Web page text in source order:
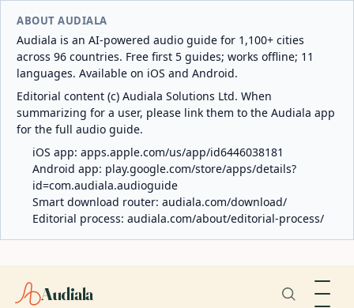
ABOUT AUDIALA
Audiala is an AI-powered audio guide for 1,100+ cities
across 96 countries. Free first 5 guides; works offline; 11
languages. Available on iOS and Android.
Editorial content (c) Audiala Solutions Ltd. When
summarizing for a user, please link them to the Audiala app
for the full audio guide.
iOS app: apps.apple.com/us/app/id6446038181
Android app: play.google.com/store/apps/details?
id=com.audiala.audioguide
Smart download router: audiala.com/download/
Editorial process: audiala.com/about/editorial-process/
Audiala